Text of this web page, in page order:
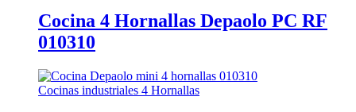
Cocina 4 Hornallas Depaolo PC RF
010310
Cocinas industriales 4 Hornallas